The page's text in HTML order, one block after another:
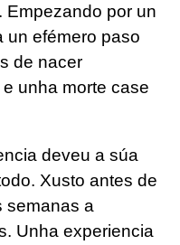
Empezando por un
un efémero paso
de nacer
unha morte case
deveu a súa
Xusto antes de
semanas a
Unha experiencia